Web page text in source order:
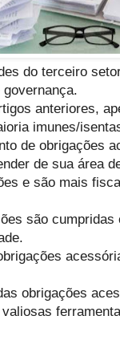
do terceiro
anteriores,
imunes/
de obrigações
de sua área
e são mais
são cumpridas
obrigações